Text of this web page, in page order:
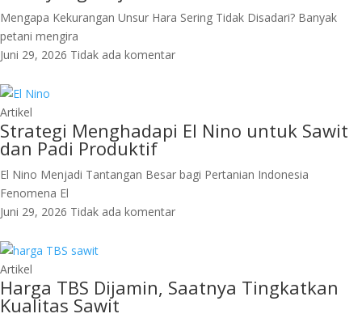
Mengapa Kekurangan Unsur Hara Sering Tidak Disadari? Banyak
petani mengira
Juni 29, 2026 Tidak ada komentar
Artikel
Strategi Menghadapi El Nino untuk Sawit
dan Padi Produktif
El Nino Menjadi Tantangan Besar bagi Pertanian Indonesia
Fenomena El
Juni 29, 2026 Tidak ada komentar
Artikel
Harga TBS Dijamin, Saatnya Tingkatkan
Kualitas Sawit